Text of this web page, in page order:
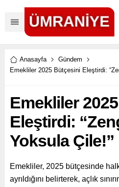
Anasayfa
Gündem
Emekliler 2025 Bütçesini Eleştirdi:
Emekliler
Eleştirdi:
Yoksula Çile!”
Emekliler, 2025 bütçesinde
ayrıldığını belirterek, açlık